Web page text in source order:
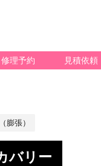
修理予約 見積依頼
膨張）
バリー